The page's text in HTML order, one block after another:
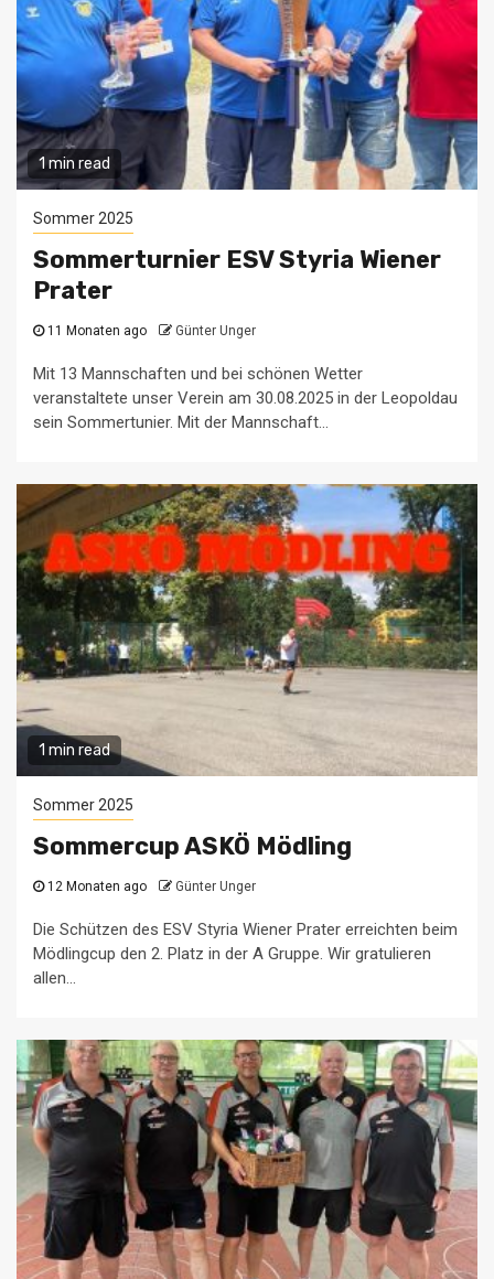
1 min read
Sommer 2025
Sommerturnier ESV Styria Wiener
Prater
11 Monaten ago Günter Unger
Mit 13 Mannschaften und bei schönen Wetter
veranstaltete unser Verein am 30.08.2025 in der Leopoldau
sein Sommertunier. Mit der Mannschaft...
1 min read
Sommer 2025
Sommercup ASKÖ Mödling
12 Monaten ago Günter Unger
Die Schützen des ESV Styria Wiener Prater erreichten beim
Mödlingcup den 2. Platz in der A Gruppe. Wir gratulieren
allen...